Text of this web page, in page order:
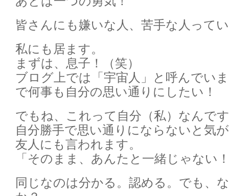
皆さんにも嫌いな人、苦手な人って
私にも居ます。
まずは、息子！（笑）
ブログ上では「宇宙人」と呼んでい
で何事も自分の思い通りにしたい！
でもね、これって自分（私）なんで
自分勝手で思い通りにならないと気
友人にも言われます。
「そのまま、あんたと一緒じゃない
同じなのは分かる。認める。でも、